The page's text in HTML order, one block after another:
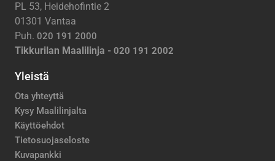
PL 53, Heidehofintie 2
01301 Vantaa
Puh. 020 191 2000
Tikkurilan Maalilinja - 020 191 2002
Yleistä
Ota yhteyttä
Kysy Maalilinjalta
Käyttöehdot
Tietosuojaseloste
Kuvapankki